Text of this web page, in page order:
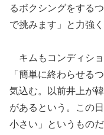
るボクシングをする
で挑みます」と力強く
キムもコンディショ
「簡単に終わらせる
気込む。以前井上が
があるという。この
小さい」というもの